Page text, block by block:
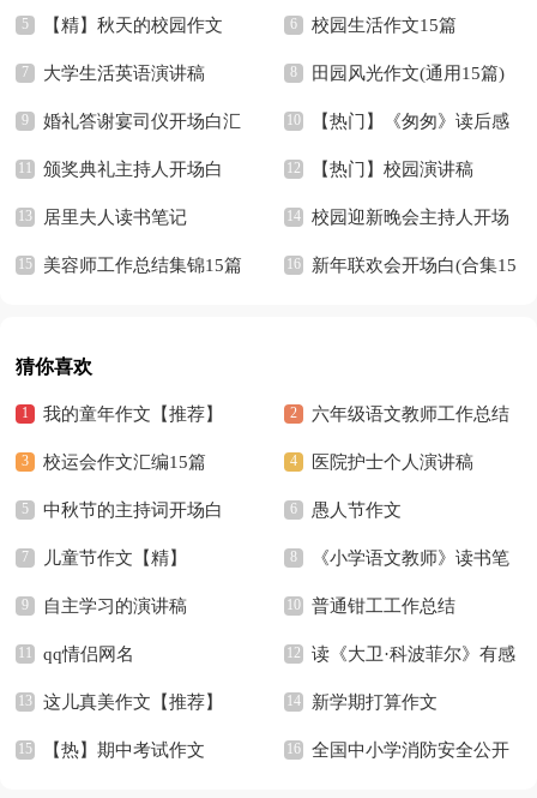
【精】秋天的校园作文 校园生活作文15篇
大学生活英语演讲稿 田园风光作文(通用15篇)
婚礼答谢宴司仪开场白汇
编7篇
【热门】《匆匆》读后感
颁奖典礼主持人开场白 【热门】校园演讲稿
居里夫人读书笔记 校园迎新晚会主持人开场
白13篇
美容师工作总结集锦15篇 新年联欢会开场白(合集15
猜你喜欢
我的童年作文【推荐】 六年级语文教师工作总结
15篇
校运会作文汇编15篇 医院护士个人演讲稿
中秋节的主持词开场白 愚人节作文
儿童节作文【精】 《小学语文教师》读书笔
记
自主学习的演讲稿 普通钳工工作总结
qq情侣网名 读《大卫·科波菲尔》有感
这儿真美作文【推荐】 新学期打算作文
【热】期中考试作文 全国中小学消防安全公开